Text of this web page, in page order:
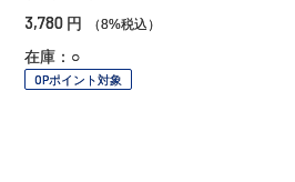
3,780 円 （8%税込）
在庫：○
OPポイント対象